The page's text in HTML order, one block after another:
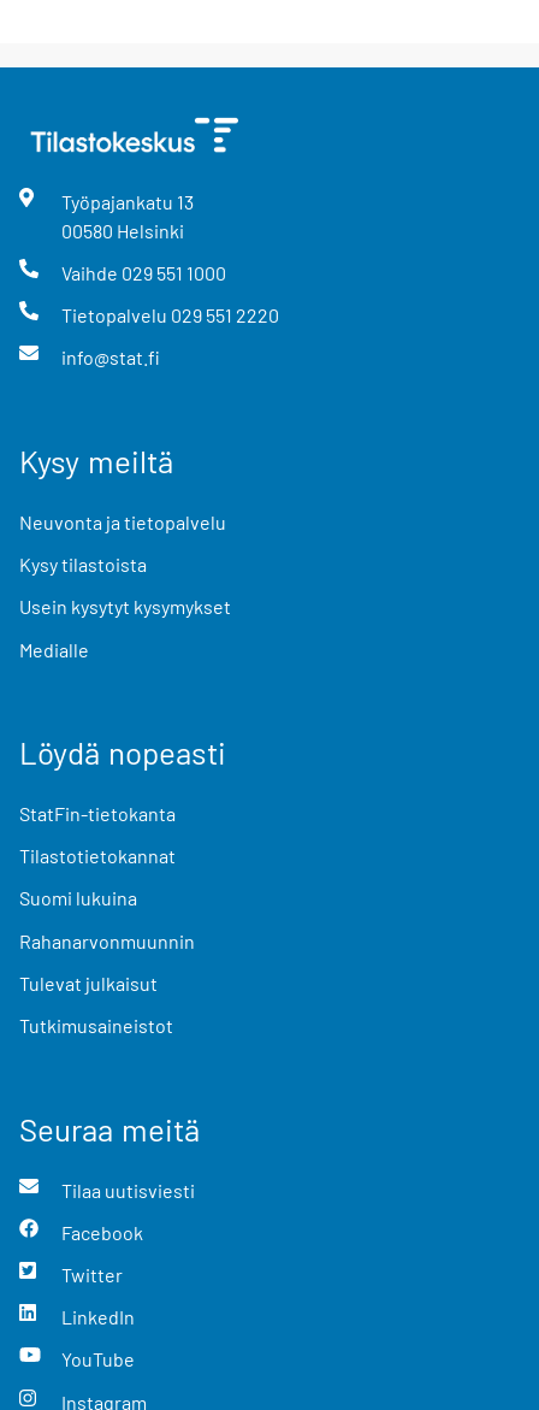
Työpajankatu 13
00580 Helsinki
Vaihde 029 551 1000
Tietopalvelu 029 551 2220
info@stat.fi
Kysy meiltä
Neuvonta ja tietopalvelu
Kysy tilastoista
Usein kysytyt kysymykset
Medialle
Löydä nopeasti
StatFin-tietokanta
Tilastotietokannat
Suomi lukuina
Rahanarvonmuunnin
Tulevat julkaisut
Tutkimusaineistot
Seuraa meitä
Tilaa uutisviesti
Facebook
Twitter
LinkedIn
YouTube
Instagram